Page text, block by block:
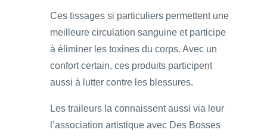
Ces tissages si particuliers permettent une
meilleure circulation sanguine et participe
à éliminer les toxines du corps. Avec un
confort certain, ces produits participent
aussi à lutter contre les blessures.
Les traileurs la connaissent aussi via leur
l’association artistique avec Des Bosses